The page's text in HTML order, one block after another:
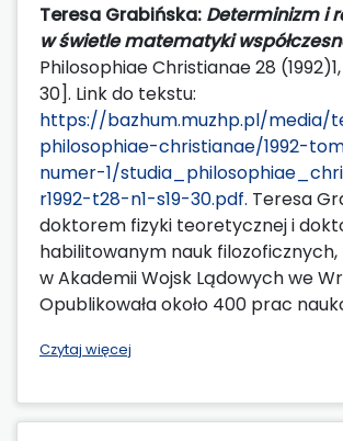
Teresa Grabińska: Determinizm i
w świetle matematyki
Philosophiae Christianae 28 (1992)1,
30]. Link do tekstu:
https://bazhum.muzhp.pl/media/
philosophiae-christianae/1992-
numer-1/
r1992-t28-n1-s19-30.pdf. Teresa
doktorem fizyki teoretycznej i
habilitowanym nauk
w Akademii Wojsk Lądowych we
Opublikowała około 400 prac
Czytaj więcej